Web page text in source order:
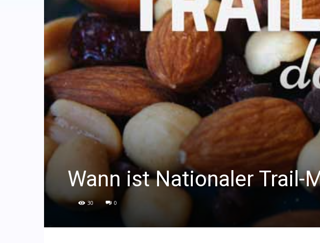
Wann ist Nationaler Trail-
30 0